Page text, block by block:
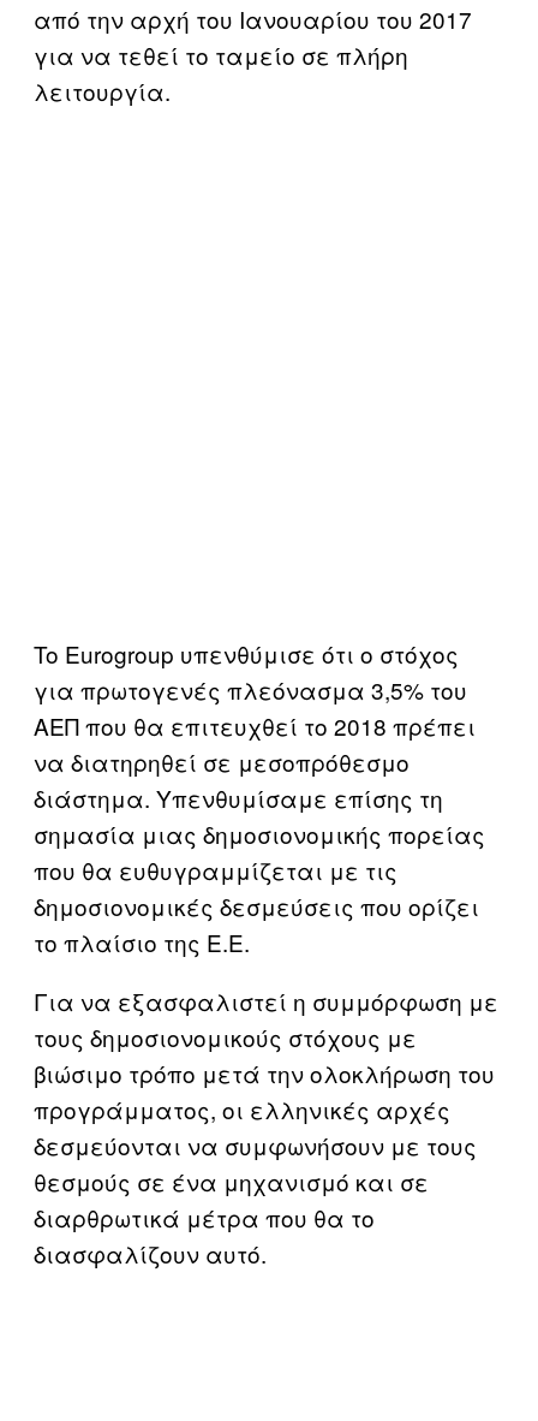
από την αρχή του Ιανουαρίου του 2017
για να τεθεί το ταμείο σε πλήρη
λειτουργία.
To Εurogroup υπενθύμισε ότι ο στόχος
για πρωτογενές πλεόνασμα 3,5% του
ΑΕΠ που θα επιτευχθεί το 2018 πρέπει
να διατηρηθεί σε μεσοπρόθεσμο
διάστημα. Υπενθυμίσαμε επίσης τη
σημασία μιας δημοσιονομικής πορείας
που θα ευθυγραμμίζεται με τις
δημοσιονομικές δεσμεύσεις που ορίζει
το πλαίσιο της Ε.Ε.
Για να εξασφαλιστεί η συμμόρφωση με
τους δημοσιονομικούς στόχους με
βιώσιμο τρόπο μετά την ολοκλήρωση του
προγράμματος, οι ελληνικές αρχές
δεσμεύονται να συμφωνήσουν με τους
θεσμούς σε ένα μηχανισμό και σε
διαρθρωτικά μέτρα που θα το
διασφαλίζουν αυτό.